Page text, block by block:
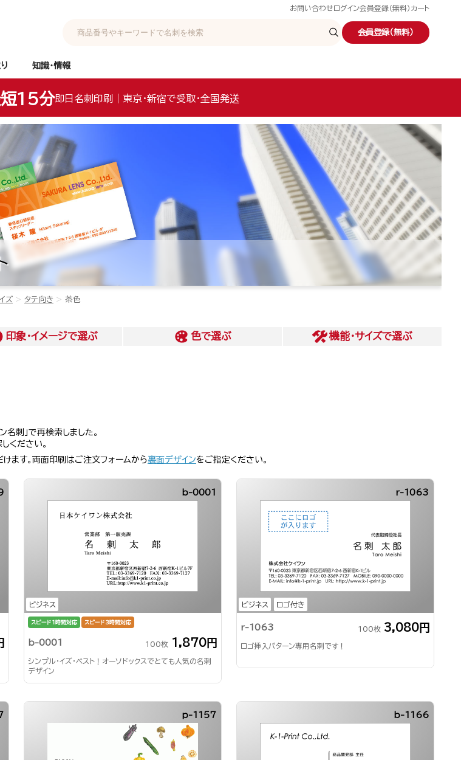
お問い合わせ ログイン会員登録（無料） カート
会員登録（無料）
知識・情報
短15分即日名刺印刷｜東京・新宿で受取・全国発送
ズ タテ向き 茶色
印象・イメージで選ぶ 色で選ぶ 機能・サイズで選ぶ
刺」で再検索しました。
ください。
ます。両面印刷はご注文フォームから裏面デザインをご指定ください。
ビジネス
b-0001
スピード1時間対応 スピード3時間対応
b-0001 100枚 1,870円
シンプル・イズ・ベスト！オーソドックスでとても人気の名刺
デザイン
ビジネス ロゴ付き
r-1063
r-1063 100枚 3,080円
ロゴ挿入パターン専用名刺です！
p-1157 b-1166